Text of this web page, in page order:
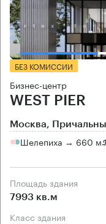
БЕЗ КОМИССИИ
Бизнес-центр
WEST PIER
Москва,
Шелепиха → 660 м
Площадь здания
7993 кв.м
Класс здания